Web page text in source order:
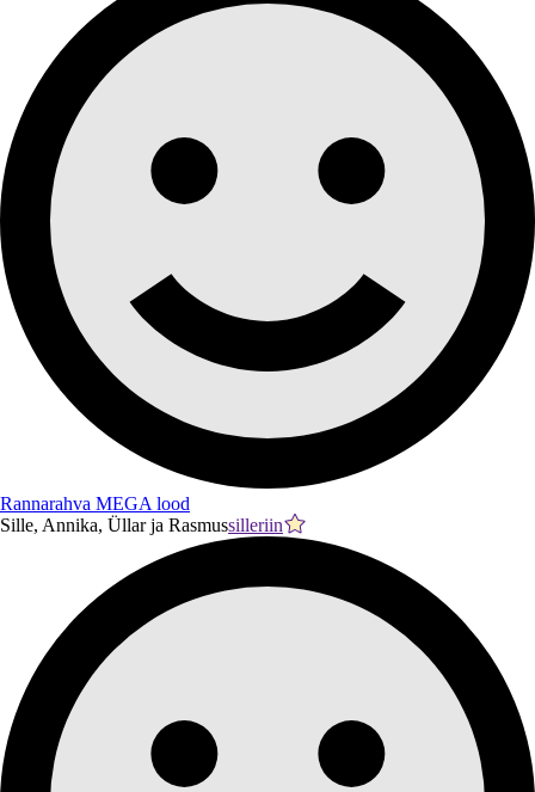
Rannarahva MEGA lood
Sille, Annika, Üllar ja Rasmussilleriin